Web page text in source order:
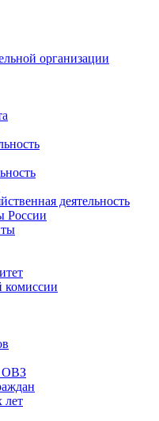
организации
деятельность
России
ОВЗ
лет